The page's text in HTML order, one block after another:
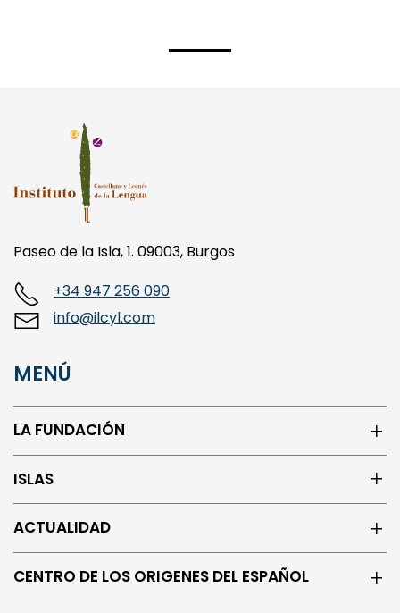
Paseo de la Isla, 1. 09003, Burgos
+34 947 256 090
info@ilcyl.com
MENÚ
LA FUNDACIÓN
ISLAS
ACTUALIDAD
CENTRO DE LOS ORIGENES DEL ESPAÑOL